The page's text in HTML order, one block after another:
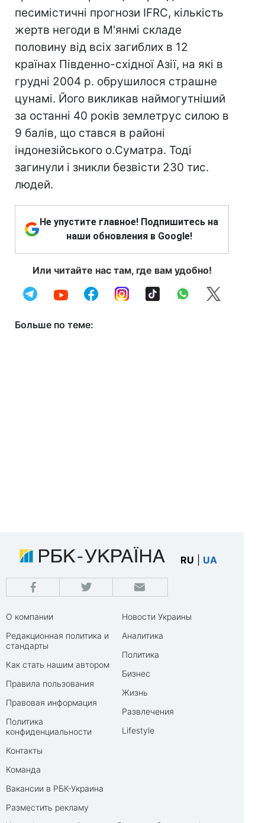
песимістичні прогнози IFRC, кількість
жертв негоди в М'янмі складе
половину від всіх загиблих в 12
країнах Південно-східної Азії, на які в
грудні 2004 р. обрушилося страшне
цунамі. Його викликав наймогутніший
за останні 40 років землетрус силою в
9 балів, що стався в районі
індонезійського о.Суматра. Тоді
загинули і зникли безвісти 230 тис.
людей.
Не упустите главное! Подпишитесь на
наши обновления в Google!
Или читайте нас там, где вам удобно!
Больше по теме:
RU UA
О компании
Редакционная политика и
стандарты
Как стать нашим автором
Правила пользования
Правовая информация
Политика
конфиденциальности
Контакты
Команда
Вакансии в РБК-Украина
Разместить рекламу
Новости Украины
Аналитика
Политика
Бизнес
Жизнь
Развлечения
Lifestyle